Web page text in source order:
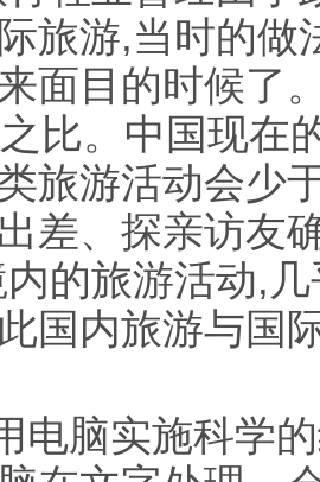
旅游,当时的做
面目的时候了
比。中国现在
旅游活动会少
差、探亲访友
的旅游活动,
国内旅游与国
电脑实施科学